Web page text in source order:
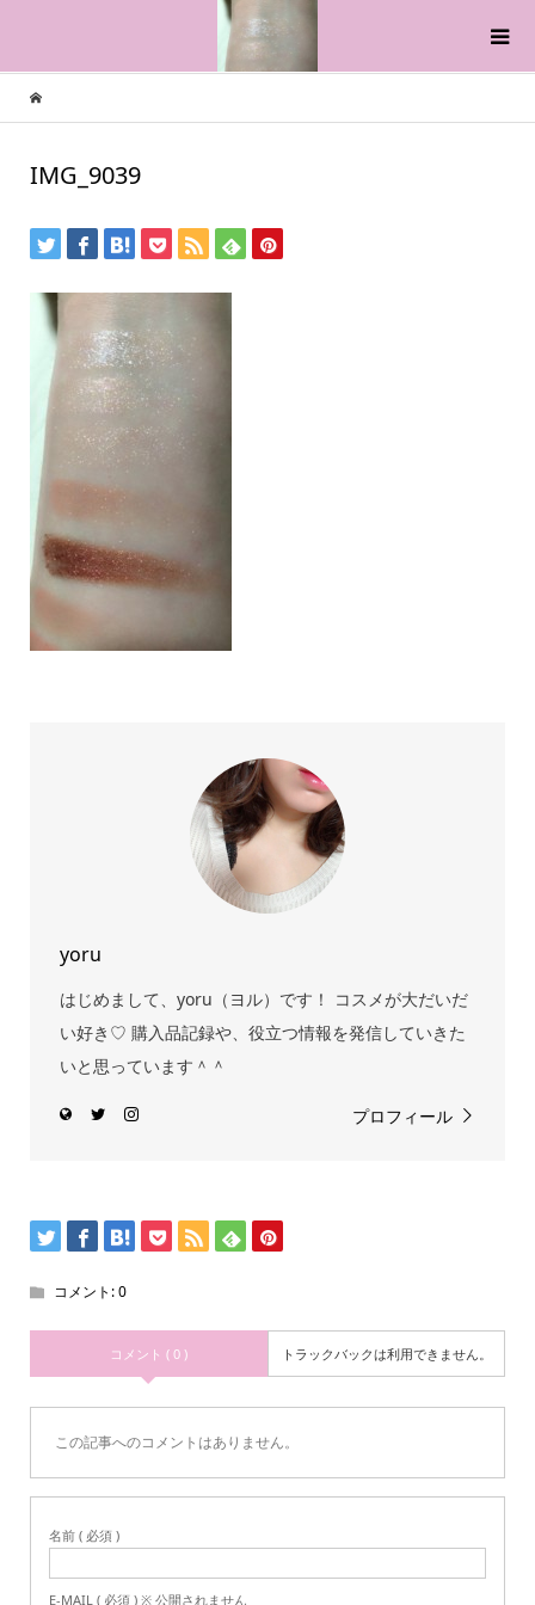
IMG_9039
yoru
はじめまして、yoru（ヨル）です！ コスメが大だいだ
い好き♡ 購入品記録や、役立つ情報を発信していきた
いと思っています＾＾
プロフィール
コメント:0
コメント ( 0 ) トラックバックは利用できません。
この記事へのコメントはありません。
名前 ( 必須 )
E-MAIL ( 必須 ) ※ 公開されません